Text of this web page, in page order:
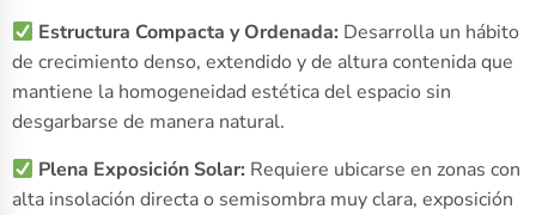
Estructura Compacta y Ordenada: Desarrolla un hábito
de crecimiento denso, extendido y de altura contenida que
mantiene la homogeneidad estética del espacio sin
desgarbarse de manera natural.
Plena Exposición Solar: Requiere ubicarse en zonas con
alta insolación directa o semisombra muy clara, exposición